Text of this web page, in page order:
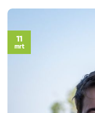
11
mrt